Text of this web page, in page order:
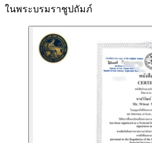
ในพระบรมราชูปถัมภ์